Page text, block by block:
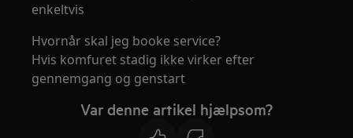
enkeltvis
Hvornår skal jeg booke service?
Hvis komfuret stadig ikke virker efter
gennemgang og genstart
Var denne artikel hjælpsom?